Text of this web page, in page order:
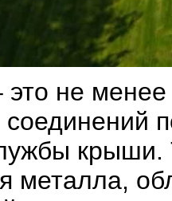
это не
соединений
крыши.
металла,